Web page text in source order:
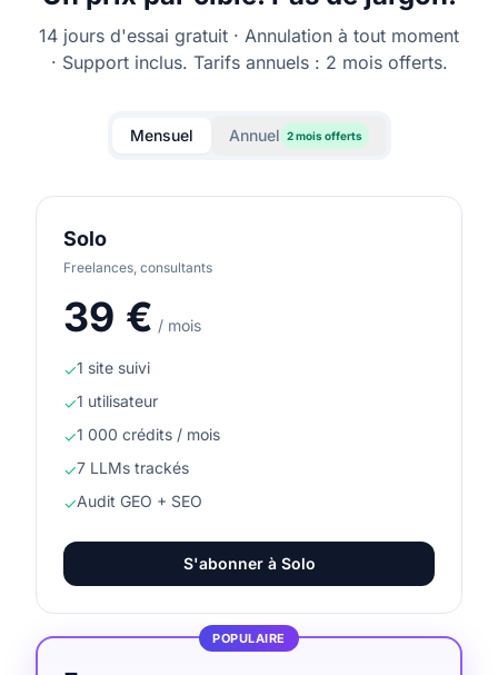
14 jours d'essai gratuit · Annulation à tout moment
· Support inclus. Tarifs annuels : 2 mois offerts.
Mensuel Annuel 2 mois offerts
Solo
Freelances, consultants
39 € / mois
✓1 site suivi
✓1 utilisateur
✓1 000 crédits / mois
✓7 LLMs trackés
✓Audit GEO + SEO
S'abonner à Solo
POPULAIRE